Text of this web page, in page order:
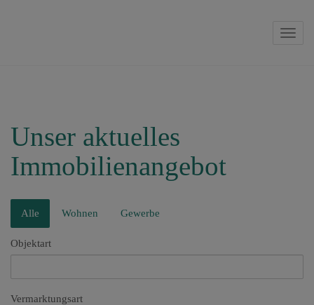
Unser aktuelles
Immobilienangebot
Alle Wohnen Gewerbe
Objektart
Vermarktungsart